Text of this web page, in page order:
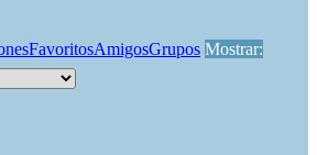
FavoritosAmigosGrupos Mostrar: